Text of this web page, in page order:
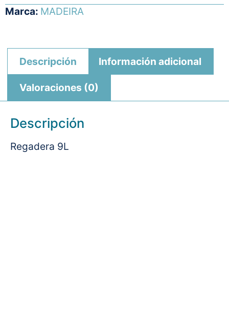
Marca: MADEIRA
Descripción Información adicional
Valoraciones (0)
Descripción
Regadera 9L